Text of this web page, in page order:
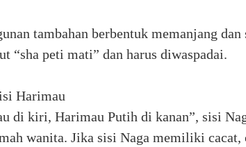
tambahan berbentuk memanjang
“sha peti mati” dan harus diwaspadai.
Harimau
di kiri, Harimau Putih di kanan”, sisi
wanita. Jika sisi Naga memiliki